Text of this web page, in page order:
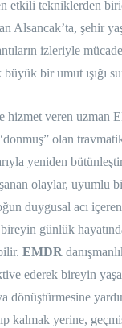
etkili tekniklerden
Alsancak’ta, şehir
izleriyle
bir umut ışığı
hizmet veren uzman
olan
yeniden
olaylar, uyumlu
duygusal acı
günlük
EMDR
ederek bireyin
dönüştürmesine
kalmak yerine,